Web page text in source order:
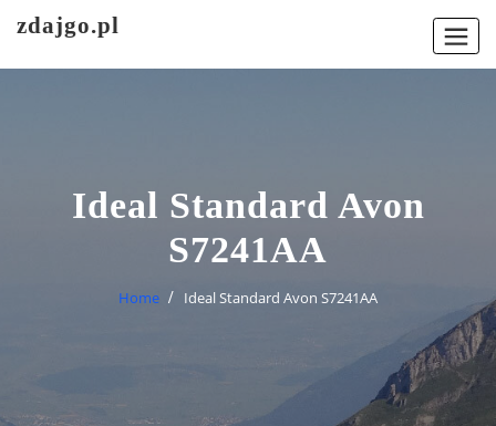
zdajgo.pl
Ideal Standard Avon
S7241AA
Home Ideal Standard Avon S7241AA